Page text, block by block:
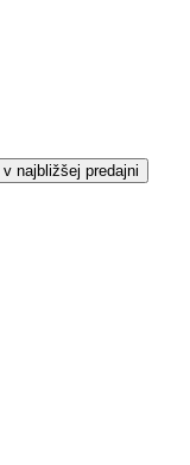
najbližšej predajni